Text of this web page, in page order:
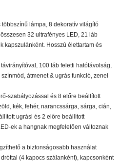
lámpa, 8 dekoratív világító
32 ultrafényes LED, 21 láb
kapszulánként. Hosszú élettartam és
100 láb feletti hatótávolság,
átmenet & ugrás funkció, zenei
szabályozással és 8 előre beállított
kék, fehér, narancssárga, sárga, cián,
ugrási és 2 előre beállított
ek a hangnak megfelelően változnak
a biztonságosabb használat
(4 kapocs szálanként), kapcsonként